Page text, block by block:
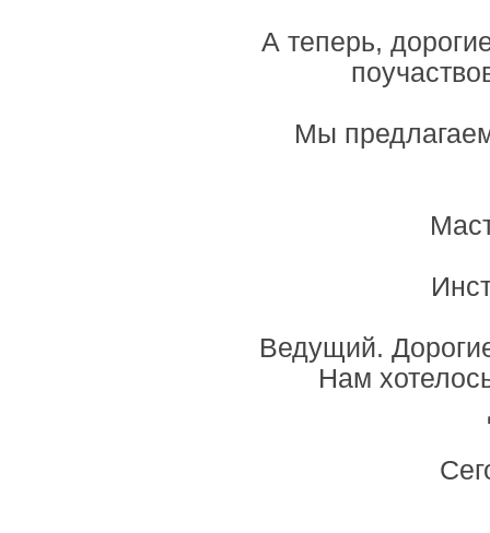
А теперь,
Мы
Ведущий.
Нам